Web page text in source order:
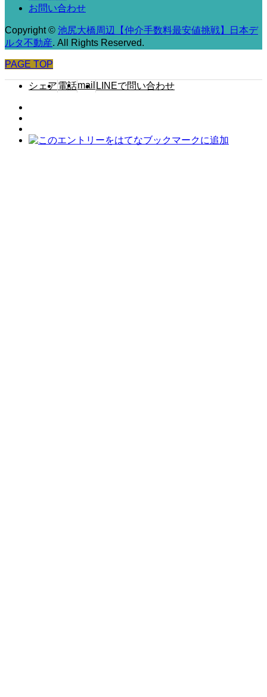
お問い合わせ
Copyright© 池尻大橋周辺【仲介手数料最安値挑戦】日本デ
ルタ不動産. All Rights Reserved.
PAGE TOP
シェア電話mail LINEで問い合わせ